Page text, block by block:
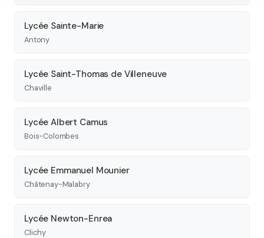
Lycée Sainte-Marie
Antony
Lycée Saint-Thomas de Villeneuve
Chaville
Lycée Albert Camus
Bois-Colombes
Lycée Emmanuel Mounier
Châtenay-Malabry
Lycée Newton-Enrea
Clichy